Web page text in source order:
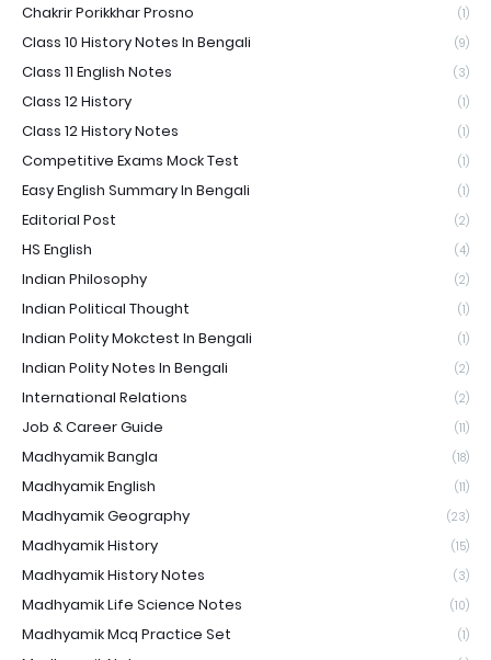
Chakrir Porikkhar Prosno (1)
Class 10 History Notes In Bengali (9)
Class 11 English Notes (3)
Class 12 History (1)
Class 12 History Notes (1)
Competitive Exams Mock Test (1)
Easy English Summary In Bengali (1)
Editorial Post (2)
HS English (4)
Indian Philosophy (2)
Indian Political Thought (1)
Indian Polity Mokctest In Bengali (1)
Indian Polity Notes In Bengali (2)
International Relations (2)
Job & Career Guide (11)
Madhyamik Bangla (18)
Madhyamik English (11)
Madhyamik Geography (23)
Madhyamik History (15)
Madhyamik History Notes (3)
Madhyamik Life Science Notes (10)
Madhyamik Mcq Practice Set (1)